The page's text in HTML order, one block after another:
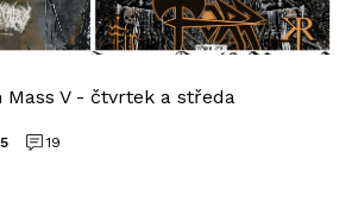
Mass V - čtvrtek a středa
19